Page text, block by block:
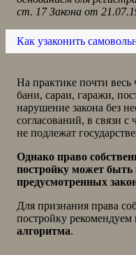
ст. 17 Закона от
Как узаконить
На практике почти весь
бани, сараи, гаражи,
нарушение закона без
согласований, в связи с
не подлежат
Однако право
постройку может быть
предусмотренных
Для признания права
постройку
алгоритма.